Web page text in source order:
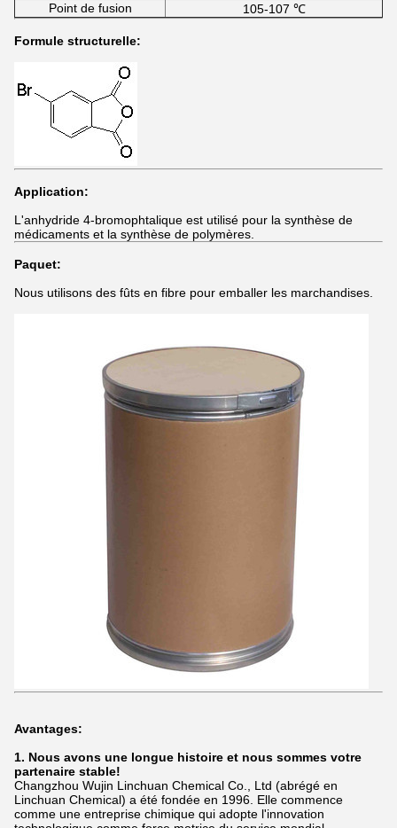
Point de fusion
105-107 ℃
Formule structurelle:
Application:
L'anhydride 4-bromophtalique est utilisé pour la synthèse de
médicaments et la synthèse de polymères.
Paquet:
Nous utilisons des fûts en fibre pour emballer les marchandises.
Avantages:
1. Nous avons une longue histoire et nous sommes votre
partenaire stable!
Changzhou Wujin Linchuan Chemical Co., Ltd (abrégé en
Linchuan Chemical) a été fondée en 1996. Elle commence
comme une entreprise chimique qui adopte l'innovation